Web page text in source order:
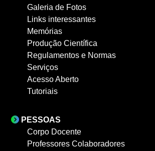
Galeria de Fotos
Links interessantes
Memórias
Produção Científica
Regulamentos e Normas
Serviços
Acesso Aberto
Tutoriais
PESSOAS
Corpo Docente
Professores Colaboradores